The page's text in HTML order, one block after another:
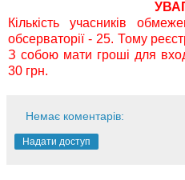
Кількість учасників
обсерваторії - 25. Тому
З собою мати гроші для
30 грн.
Немає коментарів:
Надати доступ